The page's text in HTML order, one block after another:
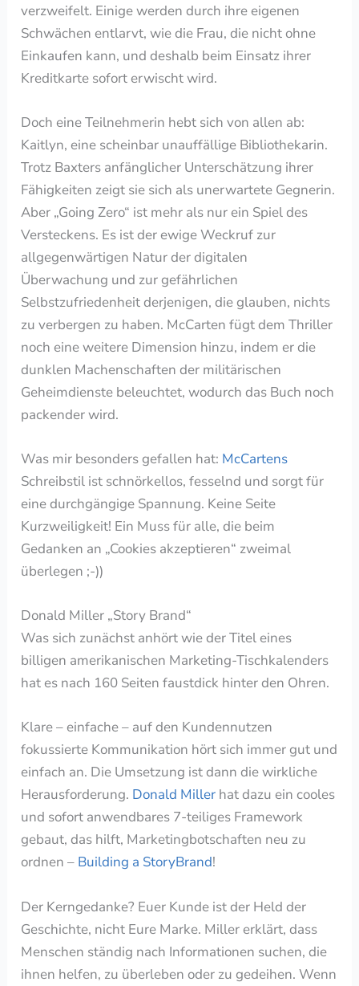
verzweifelt. Einige werden durch ihre eigenen
Schwächen entlarvt, wie die Frau, die nicht ohne
Einkaufen kann, und deshalb beim Einsatz ihrer
Kreditkarte sofort erwischt wird.
Doch eine Teilnehmerin hebt sich von allen ab:
Kaitlyn, eine scheinbar unauffällige Bibliothekarin.
Trotz Baxters anfänglicher Unterschätzung ihrer
Fähigkeiten zeigt sie sich als unerwartete Gegnerin.
Aber „Going Zero“ ist mehr als nur ein Spiel des
Versteckens. Es ist der ewige Weckruf zur
allgegenwärtigen Natur der digitalen
Überwachung und zur gefährlichen
Selbstzufriedenheit derjenigen, die glauben, nichts
zu verbergen zu haben. McCarten fügt dem Thriller
noch eine weitere Dimension hinzu, indem er die
dunklen Machenschaften der militärischen
Geheimdienste beleuchtet, wodurch das Buch noch
packender wird.
Was mir besonders gefallen hat: McCartens
Schreibstil ist schnörkellos, fesselnd und sorgt für
eine durchgängige Spannung. Keine Seite
Kurzweiligkeit! Ein Muss für alle, die beim
Gedanken an „Cookies akzeptieren“ zweimal
überlegen ;-))
Donald Miller „Story Brand“
Was sich zunächst anhört wie der Titel eines
billigen amerikanischen Marketing-Tischkalenders
hat es nach 160 Seiten faustdick hinter den Ohren.
Klare – einfache – auf den Kundennutzen
fokussierte Kommunikation hört sich immer gut und
einfach an. Die Umsetzung ist dann die wirkliche
Herausforderung. Donald Miller hat dazu ein cooles
und sofort anwendbares 7-teiliges Framework
gebaut, das hilft, Marketingbotschaften neu zu
ordnen – Building a StoryBrand!
Der Kerngedanke? Euer Kunde ist der Held der
Geschichte, nicht Eure Marke. Miller erklärt, dass
Menschen ständig nach Informationen suchen, die
ihnen helfen, zu überleben oder zu gedeihen. Wenn